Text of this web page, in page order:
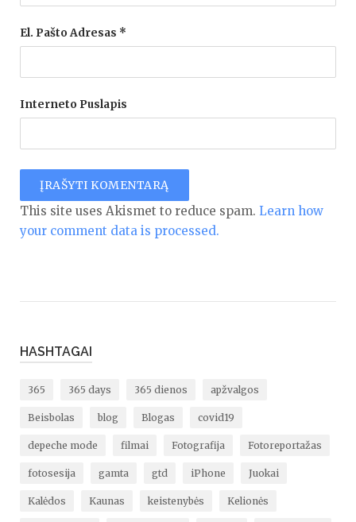
El. Pašto Adresas *
Interneto Puslapis
This site uses Akismet to reduce spam. Learn how
your comment data is processed.
HASHTAGAI
365 365 days 365 dienos apžvalgos
Beisbolas blog Blogas covid19
depeche mode filmai Fotografija Fotoreportažas
fotosesija gamta gtd iPhone Juokai
Kalėdos Kaunas keistenybės Kelionės